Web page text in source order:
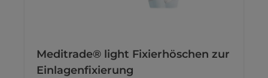
Meditrade® light Fixierhöschen zur
Einlagenfixierung